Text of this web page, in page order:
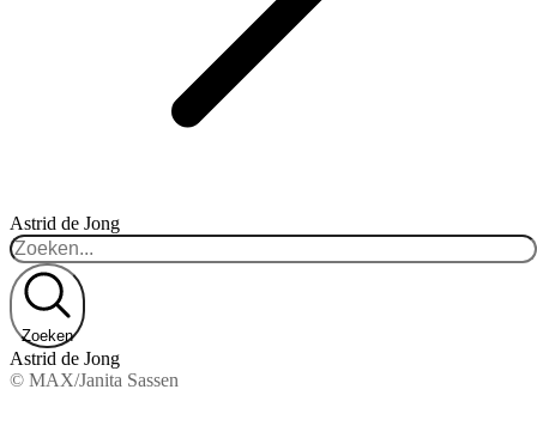
Astrid de Jong
Zoeken
Astrid de Jong
© MAX/Janita Sassen